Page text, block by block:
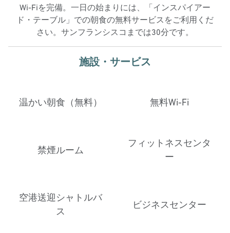
Wi-Fiを完備。一日の始まりには、「インスパイアー
ド・テーブル」での朝食の無料サービスをご利用くだ
さい。サンフランシスコまでは30分です。
施設・サービス
温かい朝食（無料） 無料Wi-Fi
禁煙ルーム
フィットネスセンタ
ー
空港送迎シャトルバ
ス
ビジネスセンター